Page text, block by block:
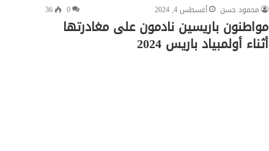
محمود حسن أغسطس 4, 2024 0
36
مواطنون باريسين نادمون على مغادرتها
أثناء أولمبياد باريس 2024